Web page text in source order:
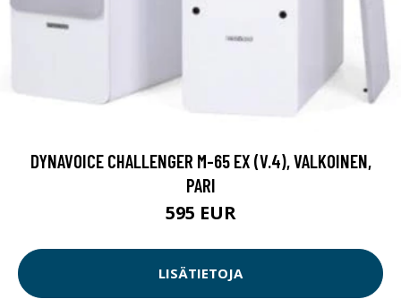
DYNAVOICE CHALLENGER M-65 EX (V.4), VALKOINEN,
PARI
595 EUR
LISÄTIETOJA